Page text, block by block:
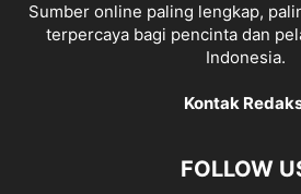
Sumber online paling lengkap,
terpercaya bagi pencinta dan
Indonesia.
Kontak
FOLLOW